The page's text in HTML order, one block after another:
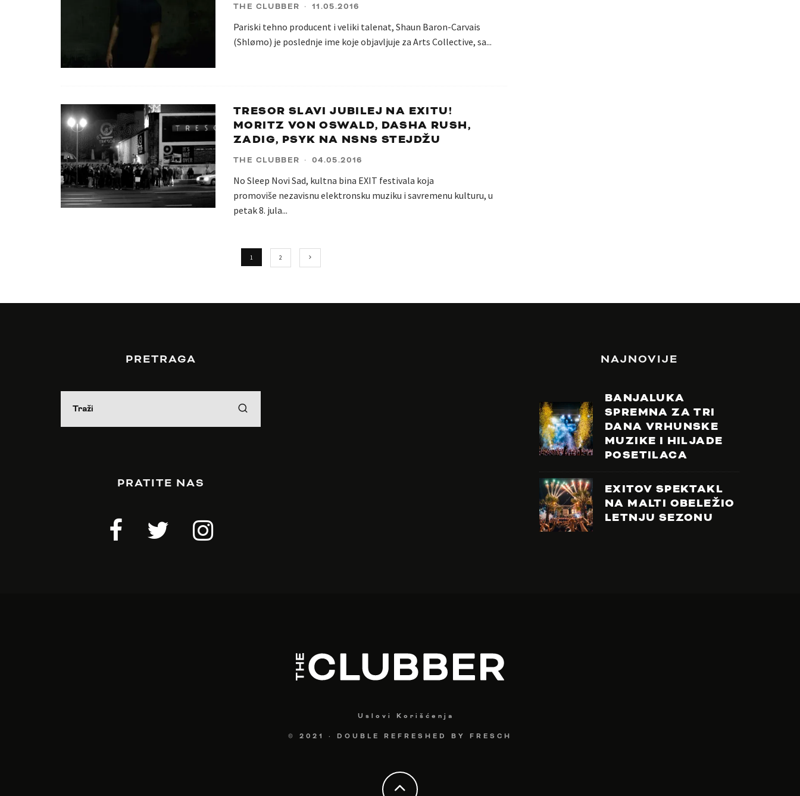
THE CLUBBER · 11.05.2016
Pariski tehno producent i veliki talenat, Shaun Baron-Carvais
(Shlømo) je poslednje ime koje objavljuje za Arts Collective, sa...
TRESOR SLAVI JUBILEJ NA EXITU!
MORITZ VON OSWALD, DASHA RUSH,
ZADIG, PSYK NA NSNS STEJDŽU
THE CLUBBER · 04.05.2016
No Sleep Novi Sad, kultna bina EXIT festivala koja
promoviše nezavisnu elektronsku muziku i savremenu kulturu, u
petak 8. jula...
1 2
PRETRAGA
PRATITE NAS
NAJNOVIJE
BANJALUKA
SPREMNA ZA TRI
DANA VRHUNSKE
MUZIKE I HILJADE
POSETILACA
EXITOV SPEKTAKL
NA MALTI OBELEŽIO
LETNJU SEZONU
Uslovi Korišćenja
© 2021 · DOUBLE REFRESHED BY FRESCH